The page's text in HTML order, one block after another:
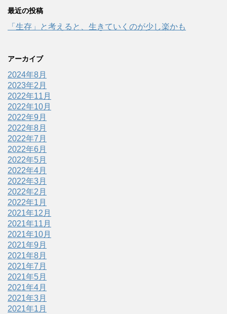
最近の投稿
「生存」と考えると、生きていくのが少し楽かも
アーカイブ
2024年8月
2023年2月
2022年11月
2022年10月
2022年9月
2022年8月
2022年7月
2022年6月
2022年5月
2022年4月
2022年3月
2022年2月
2022年1月
2021年12月
2021年11月
2021年10月
2021年9月
2021年8月
2021年7月
2021年5月
2021年4月
2021年3月
2021年1月